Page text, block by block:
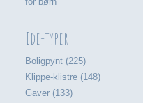
Ide-typer
Boligpynt (225)
Klippe-klistre (148)
Gaver (133)